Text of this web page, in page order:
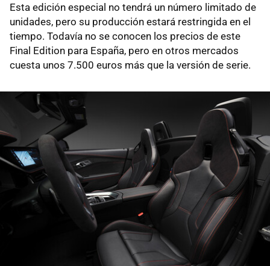
Esta edición especial no tendrá un número limitado de
unidades, pero su producción estará restringida en el
tiempo. Todavía no se conocen los precios de este
Final Edition para España, pero en otros mercados
cuesta unos 7.500 euros más que la versión de serie.